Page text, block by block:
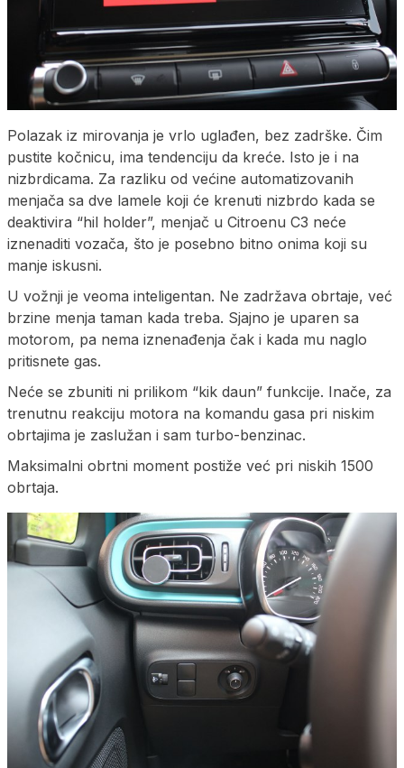
Polazak iz mirovanja je vrlo uglađen, bez zadrške. Čim
pustite kočnicu, ima tendenciju da kreće. Isto je i na
nizbrdicama. Za razliku od većine automatizovanih
menjača sa dve lamele koji će krenuti nizbrdo kada se
deaktivira “hil holder”, menjač u Citroenu C3 neće
iznenaditi vozača, što je posebno bitno onima koji su
manje iskusni.
U vožnji je veoma inteligentan. Ne zadržava obrtaje, već
brzine menja taman kada treba. Sjajno je uparen sa
motorom, pa nema iznenađenja čak i kada mu naglo
pritisnete gas.
Neće se zbuniti ni prilikom “kik daun” funkcije. Inače, za
trenutnu reakciju motora na komandu gasa pri niskim
obrtajima je zaslužan i sam turbo-benzinac.
Maksimalni obrtni moment postiže već pri niskih 1500
obrtaja.